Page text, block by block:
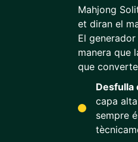
Mahjong
et diran el
El
manera que
que
Desfulla
capa
sempre